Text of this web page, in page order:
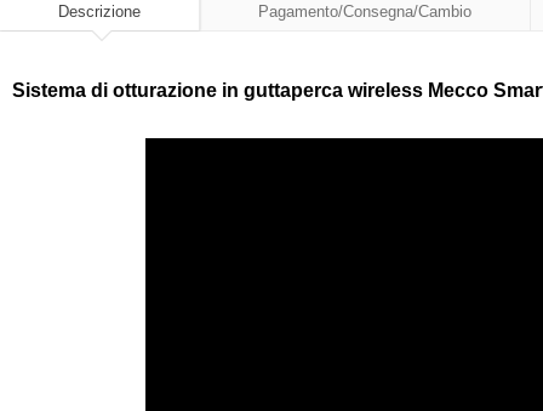
Descrizione Pagamento/Consegna/Cambio
Sistema di otturazione in guttaperca wireless Mecco